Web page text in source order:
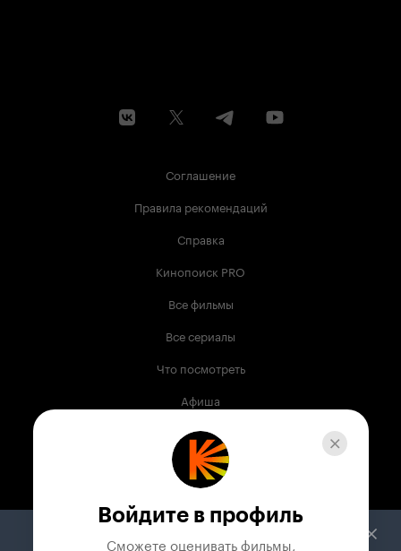
Соглашение
Правила рекомендаций
Справка
Кинопоиск PRO
Все фильмы
Все сериалы
Что посмотреть
Афиша
Музыка
Телепрограмма
Служба поддержки
Войдите в профиль
Сможете оценивать фильмы,